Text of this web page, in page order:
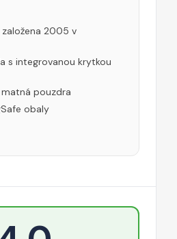
založena 2005 v
s integrovanou krytkou
pouzdra
obaly